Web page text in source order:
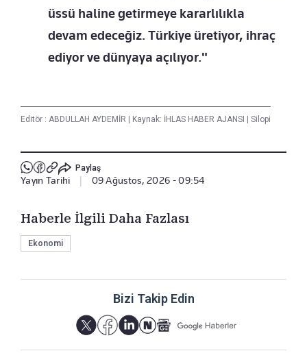
üssü haline getirmeye kararlılıkla
devam edeceğiz. Türkiye üretiyor, ihraç
ediyor ve dünyaya açılıyor."
Editör : ABDULLAH AYDEMİR | Kaynak: İHLAS HABER AJANSI | Silopi
Paylaş
Yayın Tarihi 09 Ağustos, 2026 - 09:54
Haberle İlgili Daha Fazlası
Ekonomi
Bizi Takip Edin